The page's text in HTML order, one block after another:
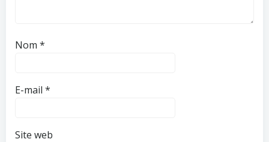
Nom *
E-mail *
Site web